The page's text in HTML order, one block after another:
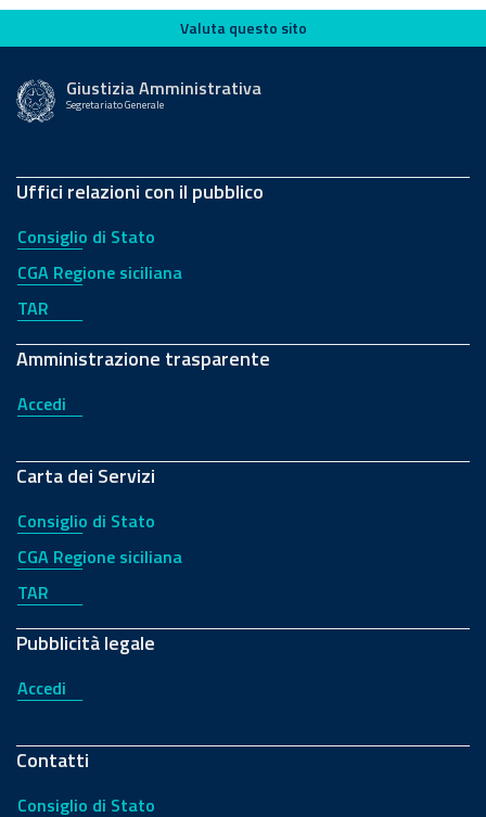
Valuta questo sito
Valuta questo sito
Giustizia Amministrativa
Segretariato Generale
Uffici relazioni con il pubblico
Consiglio di Stato
CGA Regione siciliana
TAR
Amministrazione trasparente
Accedi
Carta dei Servizi
Consiglio di Stato
CGA Regione siciliana
TAR
Pubblicità legale
Accedi
Contatti
Consiglio di Stato